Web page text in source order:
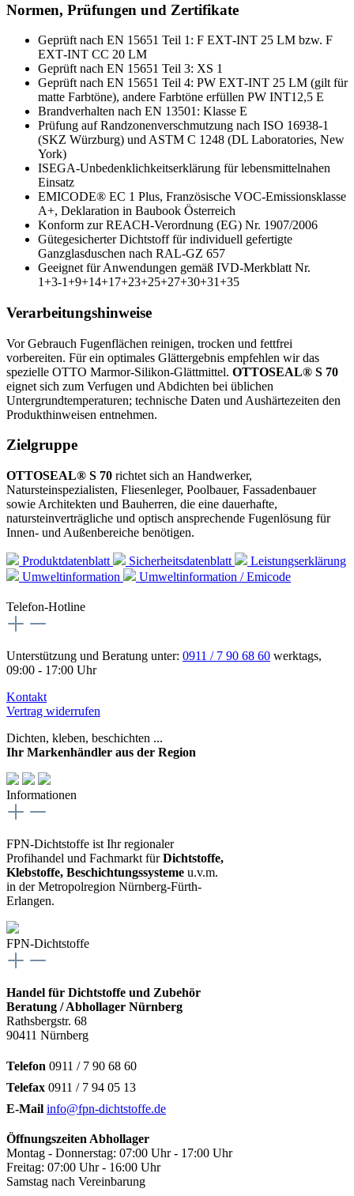
Normen, Prüfungen und Zertifikate
Geprüft nach EN 15651 Teil 1: F EXT‑INT 25 LM bzw. F
EXT‑INT CC 20 LM
Geprüft nach EN 15651 Teil 3: XS 1
Geprüft nach EN 15651 Teil 4: PW EXT‑INT 25 LM (gilt für
matte Farbtöne), andere Farbtöne erfüllen PW INT12,5 E
Brandverhalten nach EN 13501: Klasse E
Prüfung auf Randzonenverschmutzung nach ISO 16938‑1
(SKZ Würzburg) und ASTM C 1248 (DL Laboratories, New
York)
ISEGA‑Unbedenklichkeitserklärung für lebensmittelnahen
Einsatz
EMICODE® EC 1 Plus, Französische VOC‑Emissionsklasse
A+, Deklaration in Baubook Österreich
Konform zur REACH‑Verordnung (EG) Nr. 1907/2006
Gütegesicherter Dichtstoff für individuell gefertigte
Ganzglasduschen nach RAL‑GZ 657
Geeignet für Anwendungen gemäß IVD‑Merkblatt Nr.
1+3‑1+9+14+17+23+25+27+30+31+35
Verarbeitungshinweise
Vor Gebrauch Fugenflächen reinigen, trocken und fettfrei
vorbereiten. Für ein optimales Glättergebnis empfehlen wir das
spezielle OTTO Marmor‑Silikon‑Glättmittel. OTTOSEAL® S 70
eignet sich zum Verfugen und Abdichten bei üblichen
Untergrundtemperaturen; technische Daten und Aushärtezeiten den
Produkthinweisen entnehmen.
Zielgruppe
OTTOSEAL® S 70 richtet sich an Handwerker,
Natursteinspezialisten, Fliesenleger, Poolbauer, Fassadenbauer
sowie Architekten und Bauherren, die eine dauerhafte,
natursteinverträgliche und optisch ansprechende Fugenlösung für
Innen- und Außenbereiche benötigen.
Produktdatenblatt Sicherheitsdatenblatt
Leistungserklärung
Umweltinformation
Umweltinformation / Emicode
Telefon-Hotline
Unterstützung und Beratung unter: 0911 / 7 90 68 60 werktags,
09:00 - 17:00 Uhr
Kontakt
Vertrag widerrufen
Dichten, kleben, beschichten ...
Ihr Markenhändler aus der Region
Informationen
FPN-Dichtstoffe ist Ihr regionaler
Profihandel und Fachmarkt fürDichtstoffe,
Klebstoffe, Beschichtungssysteme u.v.m.
in der Metropolregion Nürnberg-Fürth-
Erlangen.
FPN-Dichtstoffe
Handel für Dichtstoffe und Zubehör
Beratung / Abhollager Nürnberg
Rathsbergstr. 68
90411 Nürnberg
Telefon 0911 / 7 90 68 60
Telefax 0911 / 7 94 05 13
E-Mail info@fpn-dichtstoffe.de
Öffnungszeiten Abhollager
Montag - Donnerstag: 07:00 Uhr - 17:00 Uhr
Freitag: 07:00 Uhr - 16:00 Uhr
Samstag nach Vereinbarung